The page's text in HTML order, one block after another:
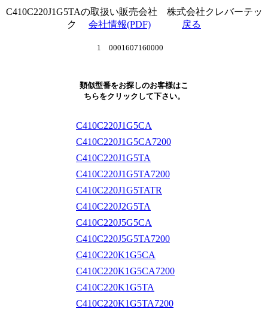
C410C220J1G5TAの取扱い販売会社 株式会社クレバーテッ
ク 会社情報(PDF) 戻る
1 0001607160000
類似型番をお探しのお客様はこ
ちらをクリックして下さい。
C410C220J1G5CA
C410C220J1G5CA7200
C410C220J1G5TA
C410C220J1G5TA7200
C410C220J1G5TATR
C410C220J2G5TA
C410C220J5G5CA
C410C220J5G5TA7200
C410C220K1G5CA
C410C220K1G5CA7200
C410C220K1G5TA
C410C220K1G5TA7200